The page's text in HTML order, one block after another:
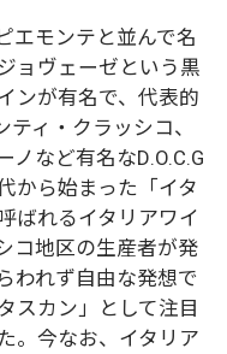
エモンテと並んで名
ョヴェーゼという黒
ンが有名で、代表的
ィ・クラッシコ、
など有名なD.O.C.G
から始まった「イタ
ばれるイタリアワイ
コ地区の生産者が発
われず自由な発想で
スカン」として注目
。今なお、イタリア